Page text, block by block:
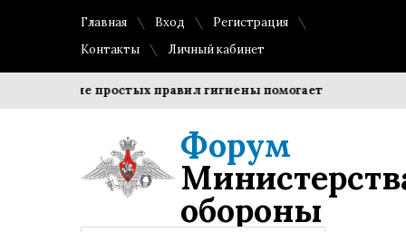
Главная Вход
Регистрация
Контакты
Личный кабинет
простых правил гигиены помогает сохранить
Форум
обороны